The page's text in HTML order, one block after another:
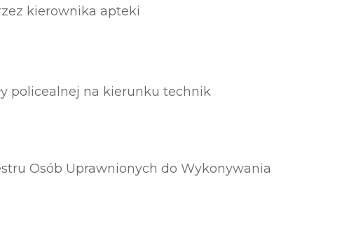
kierownika apteki
policealnej na kierunku technik
Osób Uprawnionych do Wykonywania